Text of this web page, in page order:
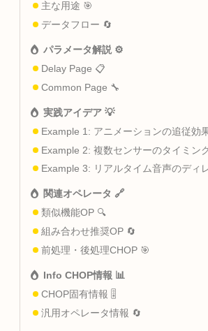
主な用途 🎯
データフロー 🔄
パラメータ解説 ⚙️
Delay Page 📋
Common Page 🔧
実践アイデア 💡
Example 1: アニメーションの追従効
Example 2: 複数センサーのタイミン
Example 3: リアルタイム音声のディ
関連オペレータ 🔗
類似機能OP 🔍
組み合わせ推奨OP 🔄
前処理・後処理CHOP 🎯
Info CHOP情報 📊
CHOP固有情報 🎚️
汎用オペレータ情報 🔄